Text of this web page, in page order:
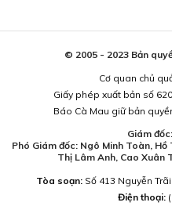
© 2005 - 2023 Bản
Cơ quan chủ
Giấy phép xuất bản số
Báo Cà Mau giữ bản
Giám
Phó Giám đốc: Ngô Minh Toàn,
Thị Lâm Anh, Cao Xuân
Tòa soạn:Số 413 Nguyễn
Điện thoại: